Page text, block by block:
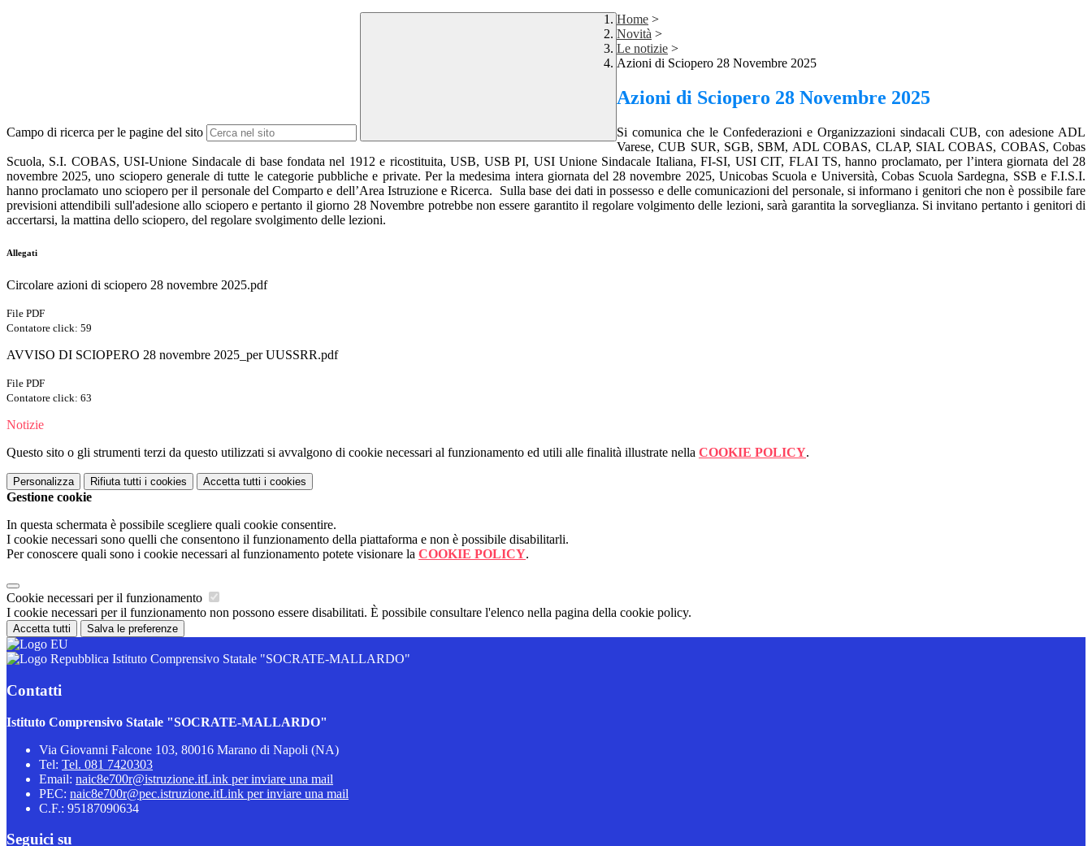
Campo di ricerca per le pagine del sito
Home >
Novità >
Le notizie >
Azioni di Sciopero 28 Novembre 2025
Azioni di Sciopero 28 Novembre 2025
Si comunica che le Confederazioni e Organizzazioni sindacali CUB, con adesione ADL
Varese, CUB SUR, SGB, SBM, ADL COBAS, CLAP, SIAL COBAS, COBAS, Cobas
Scuola, S.I. COBAS, USI-Unione Sindacale di base fondata nel 1912 e ricostituita, USB, USB PI, USI Unione Sindacale Italiana, FI-SI, USI CIT, FLAI TS, hanno proclamato, per l’intera giornata del 28
novembre 2025, uno sciopero generale di tutte le categorie pubbliche e private. Per la medesima intera giornata del 28 novembre 2025, Unicobas Scuola e Università, Cobas Scuola Sardegna, SSB e F.I.S.I.
hanno proclamato uno sciopero per il personale del Comparto e dell’Area Istruzione e Ricerca. Sulla base dei dati in possesso e delle comunicazioni del personale, si informano i genitori che non è possibile fare
previsioni attendibili sull'adesione allo sciopero e pertanto il giorno 28 Novembre potrebbe non essere garantito il regolare volgimento delle lezioni, sarà garantita la sorveglianza. Si invitano pertanto i genitori di
accertarsi, la mattina dello sciopero, del regolare svolgimento delle lezioni.
Allegati
Circolare azioni di sciopero 28 novembre 2025.pdf
File PDF
Contatore click: 59
AVVISO DI SCIOPERO 28 novembre 2025_per UUSSRR.pdf
File PDF
Contatore click: 63
Notizie
Questo sito o gli strumenti terzi da questo utilizzati si avvalgono di cookie necessari al funzionamento ed utili alle finalità illustrate nella COOKIE POLICY.
Personalizza Rifiuta tutti i cookies Accetta tutti i cookies
Gestione cookie
In questa schermata è possibile scegliere quali cookie consentire.
I cookie necessari sono quelli che consentono il funzionamento della piattaforma e non è possibile disabilitarli.
Per conoscere quali sono i cookie necessari al funzionamento potete visionare la COOKIE POLICY.
Cookie necessari per il funzionamento
I cookie necessari per il funzionamento non possono essere disabilitati. È possibile consultare l'elenco nella pagina della cookie policy.
Accetta tutti Salva le preferenze
Istituto Comprensivo Statale "SOCRATE-MALLARDO"
Contatti
Istituto Comprensivo Statale "SOCRATE-MALLARDO"
Via Giovanni Falcone 103, 80016 Marano di Napoli (NA)
Tel: Tel. 081 7420303
Email: naic8e700r@istruzione.itLink per inviare una mail
PEC: naic8e700r@pec.istruzione.itLink per inviare una mail
C.F.: 95187090634
Seguici su